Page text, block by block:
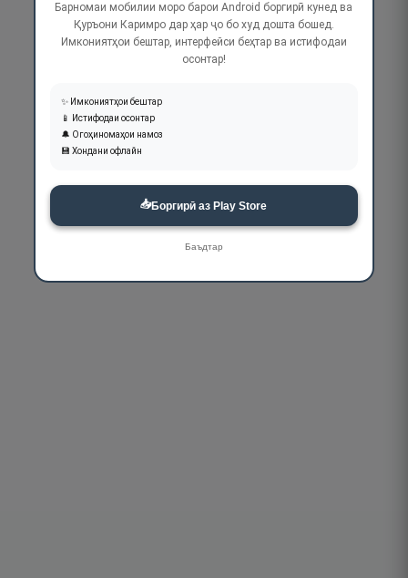
Барномаи мобилии моро барои Android боргирӣ кунед ва
Қуръони Каримро дар ҳар ҷо бо худ дошта бошед.
Имкониятҳои бештар, интерфейси беҳтар ва истифодаи
осонтар!
✨ Имкониятҳои бештар
📱 Истифодаи осонтар
🔔 Огоҳиномаҳои намоз
💾 Хондани офлайн
📥Боргирӣ аз Play Store
Баъдтар